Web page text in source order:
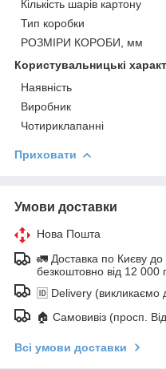
Кількість шарів картону
Тип коробки
РОЗМІРИ КОРОБИ, мм
Користувальницькі
Наявність
Виробник
Чотириклапанні
Приховати
Умови доставки
Нова Пошта
🚛 Доставка по Києву до
безкоштовно від 12 000
🆔 Delivery (викликаємо
🏠 Самовивіз (просп.
Всі умови доставки